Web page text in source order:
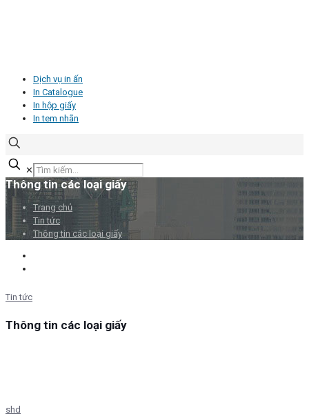
Dịch vụ in ấn
In Catalogue
In hộp giấy
In tem nhãn
✕
Thông tin các loại giấy
Trang chủ
Tin tức
Thông tin các loại giấy
Tin tức
Thông tin các loại giấy
shd